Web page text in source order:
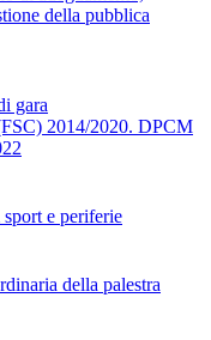
della pubblica
gara
2014/2020. DPCM
e periferie
della palestra